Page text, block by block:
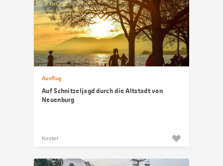
Ausflug
Auf Schnitzeljagd durch die Altstadt von
Neuenburg
Kostet